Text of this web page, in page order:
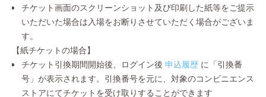
チケット画面のスクリーンショット及び印刷した紙等をご提示
いただいた場合は入場をお断りさせていただく場合がございま
す。
【紙チケットの場合】
チケット引換期間開始後、ログイン後 申込履歴 に「引換番
号」が表示されます。引換番号を元に、対象のコンビニエンス
ストアにてチケットを受け取りすることができます